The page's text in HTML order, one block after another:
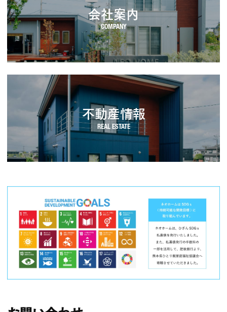
会社案内
不動産情報